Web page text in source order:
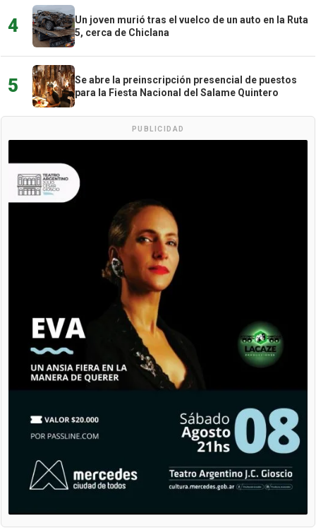
4
Un joven murió tras el vuelco de un auto en la Ruta
5, cerca de Chiclana
5
Se abre la preinscripción presencial de puestos
para la Fiesta Nacional del Salame Quintero
PUBLICIDAD